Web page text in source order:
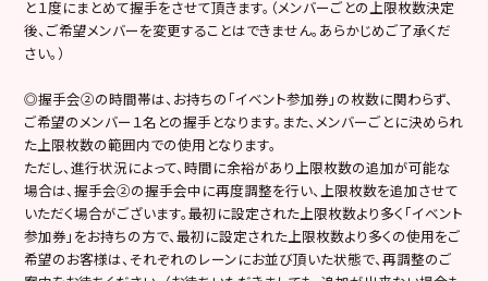
と１度にまとめて握手をさせて頂きます。（メンバーごとの上限枚数決定
後、ご希望メンバーを変更することはできません。あらかじめご了承くだ
さい。）
◎握手会②の時間帯は、お持ちの「イベント参加券」の枚数に関わらず、
ご希望のメンバー１名との握手となります。また、メンバーごとに決められ
た上限枚数の範囲内での使用となります。
ただし、進行状況によって、時間に余裕があり上限枚数の追加が可能な
場合は、握手会②の握手会中に再度調整を行い、上限枚数を追加させて
いただく場合がございます。最初に設定された上限枚数より多く「イベント
参加券」をお持ちの方で、最初に設定された上限枚数より多くの使用をご
希望のお客様は、それぞれのレーンにお並び頂いた状態で、再調整のご